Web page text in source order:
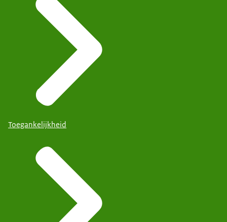
Toegankelijkheid